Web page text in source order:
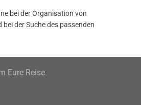
bei der Organisation von
der Suche des passenden
Eure Reise